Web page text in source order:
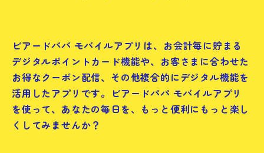
ビアードパパ モバイルアプリは、お会計毎に貯まる
デジタルポイントカード機能や、お客さまに合わせた
お得なクーポン配信、その他複合的にデジタル機能を
活用したアプリです。ビアードパパ モバイルアプリ
を使って、あなたの毎日を、もっと便利にもっと楽し
くしてみませんか？